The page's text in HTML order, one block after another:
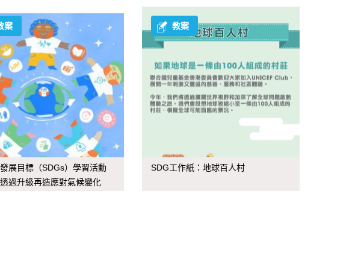
案
展目標（SDGs）學習活動
過升級再造應對氣候變化
教案
SDG工作紙：地球百人村